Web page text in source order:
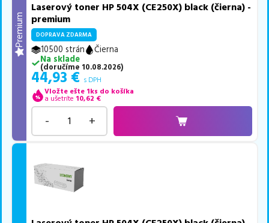
Premium
Laserový toner HP 504X (CE250X) black (čierna) -
premium
DOPRAVA ZDARMA
10500 strán
Čierna
Na sklade
(doručíme 10.08.2026)
44,93 € s DPH
Vložte ešte 1ks do košíka
a ušetríte 10,62 €
- +